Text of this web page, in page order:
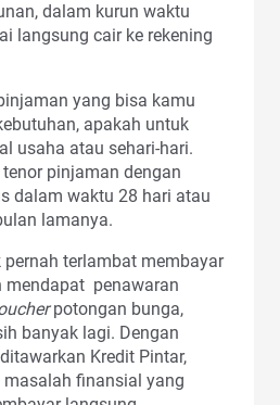
dalam kurun waktu
langsung cair ke rekening
yang bisa kamu
apakah untuk
usaha atau sehari-hari.
pinjaman dengan
dalam waktu 28 hari atau
lamanya.
terlambat membayar
mendapat penawaran
potongan bunga,
banyak lagi. Dengan
Kredit Pintar,
finansial yang